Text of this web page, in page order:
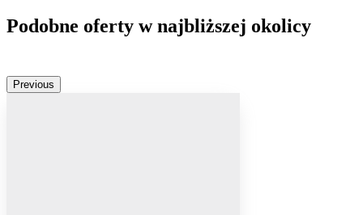
Podobne oferty w najbliższej okolicy
Previous